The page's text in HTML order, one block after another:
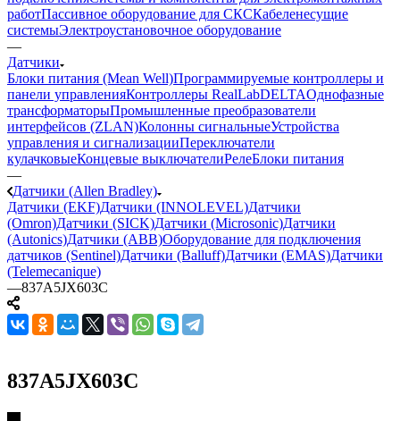
работПассивное оборудование для СКСКабеленесущие
системыЭлектроустановочное оборудование
—
Датчики
Блоки питания (Mean Well)Программируемые контроллеры и
панели управленияКонтроллеры RealLabDELTAОднофазные
трансформаторыПромышленные преобразователи
интерфейсов (ZLAN)Колонны сигнальныеУстройства
управления и сигнализацииПереключатели
кулачковыеКонцевые выключателиРелеБлоки питания
—
Датчики (Allen Bradley)
Датчики (EKF)Датчики (INNOLEVEL)Датчики
(Omron)Датчики (SICK)Датчики (Microsonic)Датчики
(Autonics)Датчики (ABB)Оборудование для подключения
датчиков (Sentinel)Датчики (Balluff)Датчики (EMAS)Датчики
(Telemecanique)
—837A5JX603C
837A5JX603C